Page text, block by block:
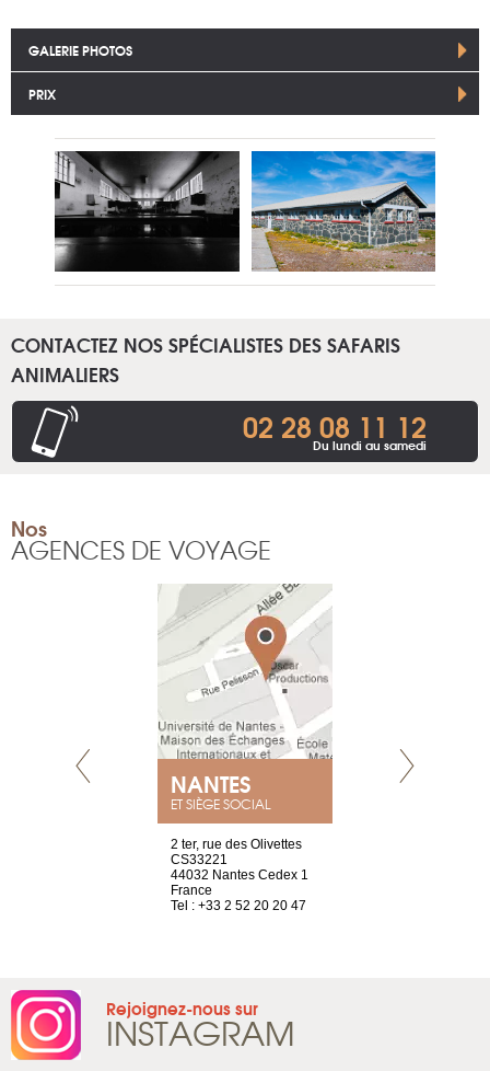
GALERIE PHOTOS
PRIX
CONTACTEZ NOS SPÉCIALISTES DES SAFARIS
ANIMALIERS
02 28 08 11 12
Du lundi au samedi
Nos
AGENCES DE VOYAGE
NANTES
ET SIÈGE SOCIAL
2 ter, rue des Olivettes
CS33221
44032 Nantes Cedex 1
France
Tel : +33 2 52 20 20 47
Rejoignez-nous sur
INSTAGRAM